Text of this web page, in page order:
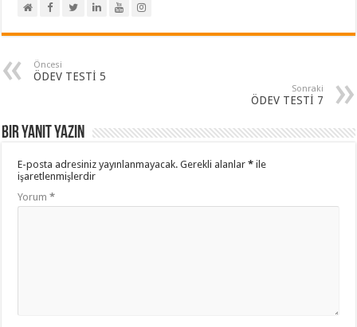
Öncesi
ÖDEV TESTİ 5
Sonraki
ÖDEV TESTİ 7
Bir yanıt yazın
E-posta adresiniz yayınlanmayacak. Gerekli alanlar* ile
işaretlenmişlerdir
Yorum*